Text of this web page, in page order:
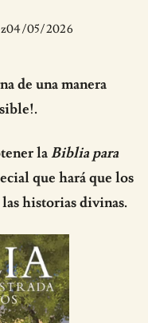
04/05/2026
de una manera
laBiblia para
que hará que los
las historias divinas.